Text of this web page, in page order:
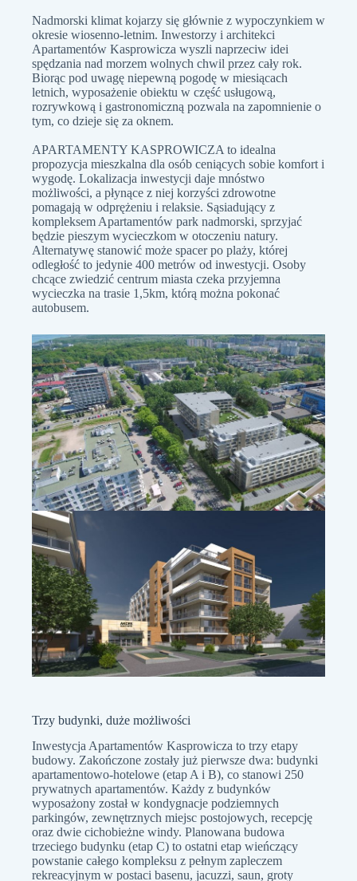
Nadmorski klimat kojarzy się głównie z wypoczynkiem w
okresie wiosenno-letnim. Inwestorzy i architekci
Apartamentów Kasprowicza wyszli naprzeciw idei
spędzania nad morzem wolnych chwil przez cały rok.
Biorąc pod uwagę niepewną pogodę w miesiącach
letnich, wyposażenie obiektu w część usługową,
rozrywkową i gastronomiczną pozwala na zapomnienie o
tym, co dzieje się za oknem.
APARTAMENTY KASPROWICZA to idealna
propozycja mieszkalna dla osób ceniących sobie komfort i
wygodę. Lokalizacja inwestycji daje mnóstwo
możliwości, a płynące z niej korzyści zdrowotne
pomagają w odprężeniu i relaksie. Sąsiadujący z
kompleksem Apartamentów park nadmorski, sprzyjać
będzie pieszym wycieczkom w otoczeniu natury.
Alternatywę stanowić może spacer po plaży, której
odległość to jedynie 400 metrów od inwestycji. Osoby
chcące zwiedzić centrum miasta czeka przyjemna
wycieczka na trasie 1,5km, którą można pokonać
autobusem.
Trzy budynki, duże możliwości
Inwestycja Apartamentów Kasprowicza to trzy etapy
budowy. Zakończone zostały już pierwsze dwa: budynki
apartamentowo-hotelowe (etap A i B), co stanowi 250
prywatnych apartamentów. Każdy z budynków
wyposażony został w kondygnacje podziemnych
parkingów, zewnętrznych miejsc postojowych, recepcję
oraz dwie cichobieżne windy. Planowana budowa
trzeciego budynku (etap C) to ostatni etap wieńczący
powstanie całego kompleksu z pełnym zapleczem
rekreacyjnym w postaci basenu, jacuzzi, saun, groty